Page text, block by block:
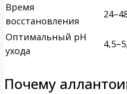
Время
восстановления
Оптимальный pH
ухода
Почему